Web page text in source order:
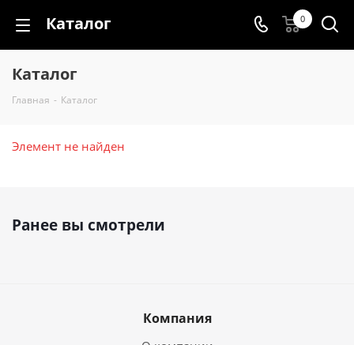
Каталог 0
Каталог
Главная - Каталог
Элемент не найден
Ранее вы смотрели
Компания